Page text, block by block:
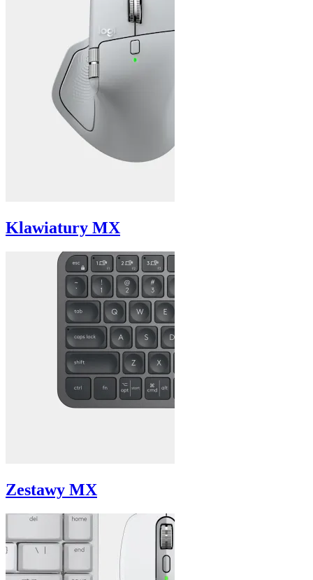
Klawiatury MX
Zestawy MX